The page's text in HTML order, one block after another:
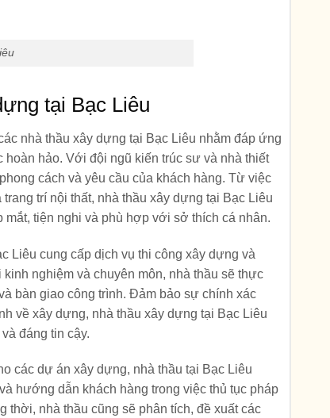
tại Bạc Liêu
nhà thầu xây dựng tại Bạc Liêu nhằm đáp ứng
hoàn hảo. Với đội ngũ kiến trúc sư và nhà thiết
cách và yêu cầu của khách hàng. Từ việc
trí nội thất, nhà thầu xây dựng tại Bạc Liêu
tiện nghi và phù hợp với sở thích cá nhân.
Liêu cung cấp dịch vụ thi công xây dựng và
nghiệm và chuyên môn, nhà thầu sẽ thực
bàn giao công trình. Đảm bảo sự chính xác
về xây dựng, nhà thầu xây dựng tại Bạc Liêu
đáng tin cậy.
các dự án xây dựng, nhà thầu tại Bạc Liêu
hướng dẫn khách hàng trong việc thủ tục pháp
thời, nhà thầu cũng sẽ phân tích, đề xuất các